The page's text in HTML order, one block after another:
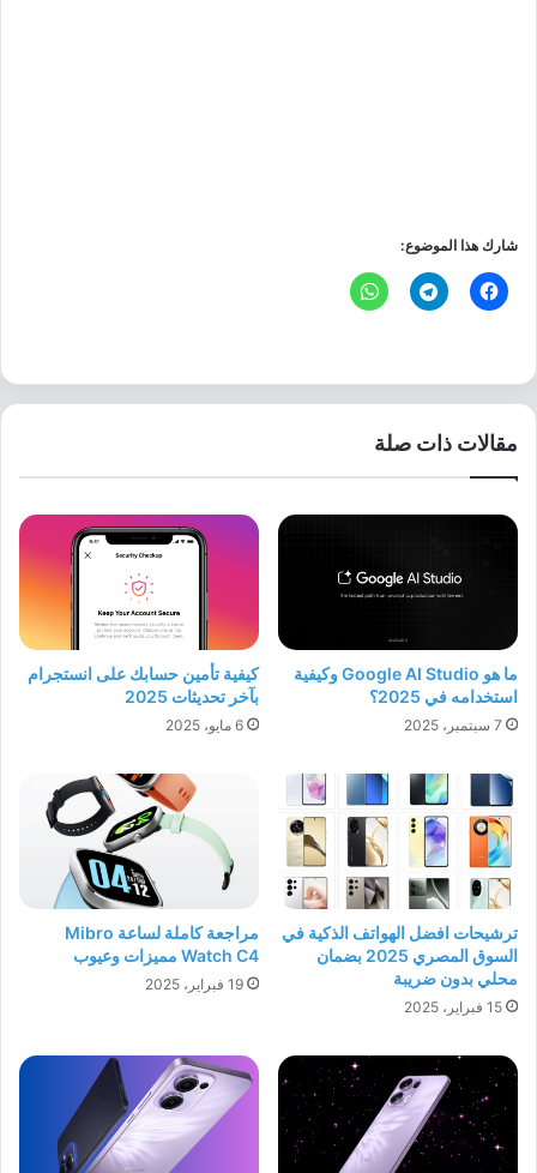
شارك هذا الموضوع:
مقالات ذات صلة
ما هو Google AI Studio وكيفية
استخدامه في 2025؟
7 سبتمبر، 2025
كيفية تأمين حسابك على انستجرام
بآخر تحديثات 2025
6 مايو، 2025
ترشيحات افضل الهواتف الذكية في
السوق المصري 2025 بضمان
محلي بدون ضريبة
15 فبراير، 2025
مراجعة كاملة لساعة Mibro
Watch C4 مميزات وعيوب
19 فبراير، 2025